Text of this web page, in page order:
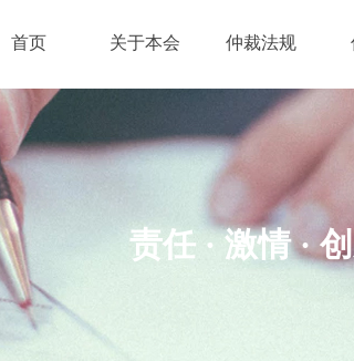
首页 关于本会 仲裁法规
责任 · 激情·